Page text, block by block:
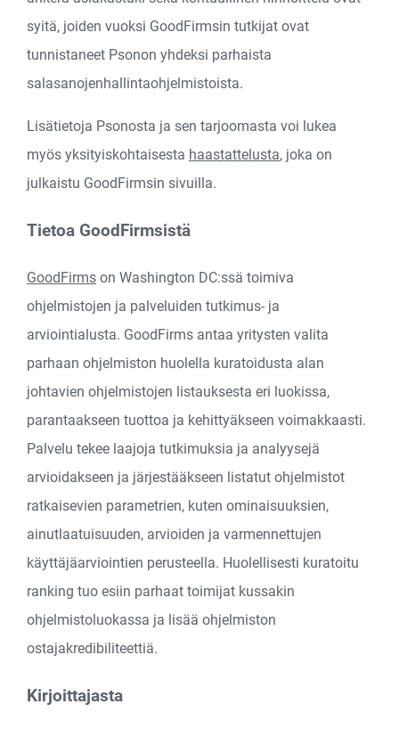
syitä, joiden vuoksi GoodFirmsin tutkijat ovat
tunnistaneet Psonon yhdeksi parhaista
salasanojenhallintaohjelmistoista.
Lisätietoja Psonosta ja sen tarjoomasta voi lukea
myös yksityiskohtaisesta haastattelusta, joka on
julkaistu GoodFirmsin sivuilla.
Tietoa GoodFirmsistä
GoodFirms on Washington DC:ssä toimiva
ohjelmistojen ja palveluiden tutkimus- ja
arviointialusta. GoodFirms antaa yritysten valita
parhaan ohjelmiston huolella kuratoidusta alan
johtavien ohjelmistojen listauksesta eri luokissa,
parantaakseen tuottoa ja kehittyäkseen voimakkaasti.
Palvelu tekee laajoja tutkimuksia ja analyysejä
arvioidakseen ja järjestääkseen listatut ohjelmistot
ratkaisevien parametrien, kuten ominaisuuksien,
ainutlaatuisuuden, arvioiden ja varmennettujen
käyttäjäarviointien perusteella. Huolellisesti kuratoitu
ranking tuo esiin parhaat toimijat kussakin
ohjelmistoluokassa ja lisää ohjelmiston
ostajakredibiliteettiä.
Kirjoittajasta